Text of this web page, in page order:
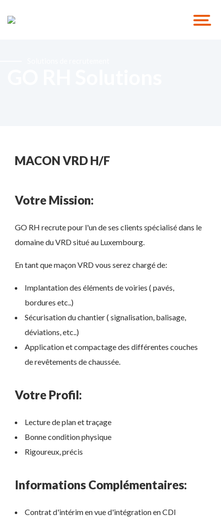
MACON VRD H/F
Votre Mission:
GO RH recrute pour l'un de ses clients spécialisé dans le
domaine du VRD situé au Luxembourg.
En tant que maçon VRD vous serez chargé de:
Implantation des éléments de voiries ( pavés,
bordures etc..)
Sécurisation du chantier ( signalisation, balisage,
déviations, etc..)
Application et compactage des différentes couches
de revêtements de chaussée.
Votre Profil:
Lecture de plan et traçage
Bonne condition physique
Rigoureux, précis
Informations Complémentaires:
Contrat d'intérim en vue d'intégration en CDI